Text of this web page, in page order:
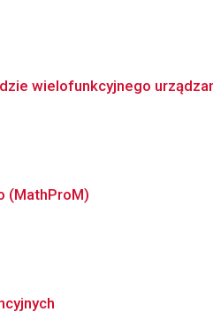
wielofunkcyjnego
(MathProM)